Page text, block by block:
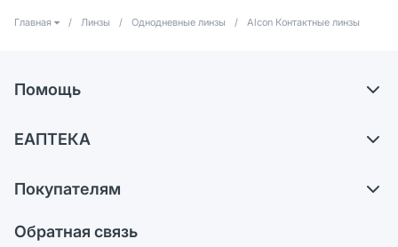
Главная / Линзы / Однодневные линзы / Alcon Контактные линзы
Помощь
Самовывоз из аптек
Ответы на вопросы
ЕАПТЕКА
Карьера
Поставщики
Покупателям
Обратная связь